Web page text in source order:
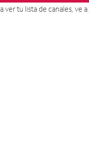
ver tu lista de canales, ve a